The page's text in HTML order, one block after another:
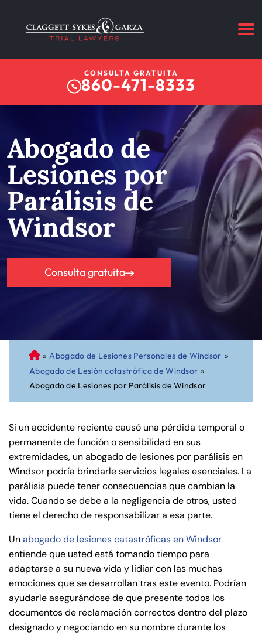
CONSULTA GRATUITA
860-471-8333
Abogado de
Lesiones por
Parálisis de
Windsor
Consulta gratuita
A
bo
ga
do
Pe
rs
on
al
Inj
ur
y
» Abogado de Lesiones Personales de Windsor »
Abogado de Lesión catastrófica de Windsor »
Abogado de Lesiones por Parálisis de Windsor
Si un accidente reciente causó una pérdida temporal o
permanente de función o sensibilidad en sus
extremidades, un abogado de lesiones por parálisis en
Windsor podría brindarle servicios legales esenciales. La
parálisis puede tener consecuencias que cambian la
vida. Cuando se debe a la negligencia de otros, usted
tiene el derecho de responsabilizar a esa parte.
Unabogado de lesiones catastróficas en Windsor
entiende que usted está tomando tiempo para
adaptarse a su nueva vida y lidiar con las muchas
emociones que se desarrollan tras este evento. Podrían
ayudarle asegurándose de que presente todos los
documentos de reclamación correctos dentro del plazo
designado y negociando en su nombre durante los